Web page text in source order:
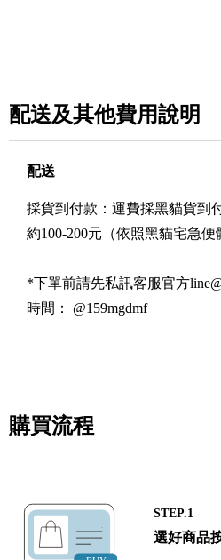
配送及其他費用說明
配送
採貨到付款：運費採黑貓貨到
約100-200元（依照黑貓宅急便
*下單前請先私訊客服官方
時間： @159mgdmf
購買流程
STEP.1
選好商品